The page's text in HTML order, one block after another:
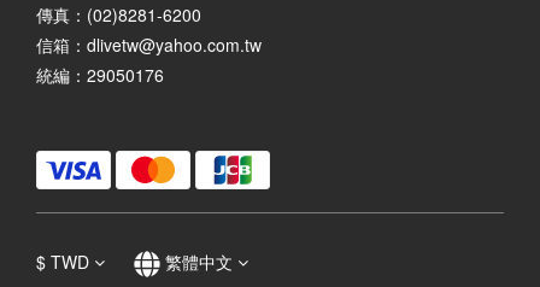
傳真：(02)8281-6200
信箱：dlivetw@yahoo.com.tw
統編：29050176
$ TWD 繁體中文